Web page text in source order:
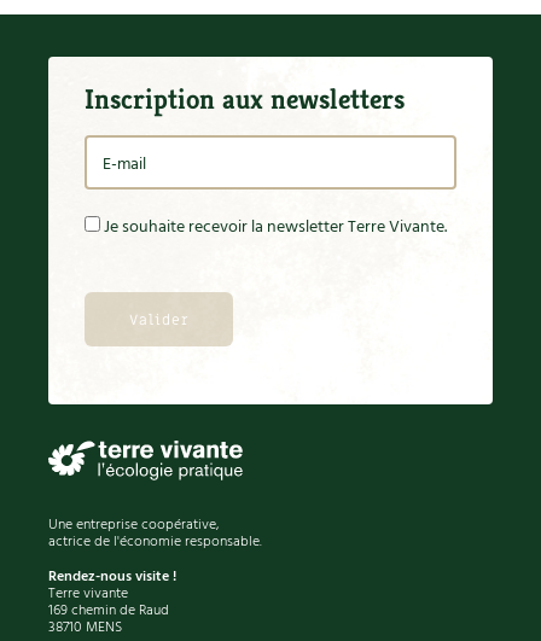
Inscription aux newsletters
Je souhaite recevoir la newsletter Terre Vivante.
Une entreprise coopérative,
actrice de l'économie responsable.
Rendez-nous visite !
Terre vivante
169 chemin de Raud
38710 MENS